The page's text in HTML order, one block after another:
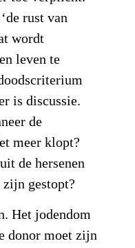
rust van
wordt
leven te
is discussie.
de
meer klopt?
de hersenen
zijn gestopt?
Het jodendom
donor moet zijn